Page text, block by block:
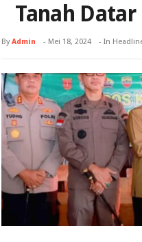
Tanah Datar
ByAdmin - Mei 18, 2024 - In